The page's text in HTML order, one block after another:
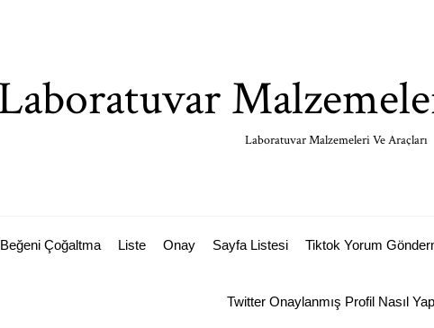
Laboratuvar Malzemeleri Ve Araçları
Çoğaltma Liste Onay Sayfa Listesi Tiktok Yorum
Twitter Onaylanmış Profil Nasıl